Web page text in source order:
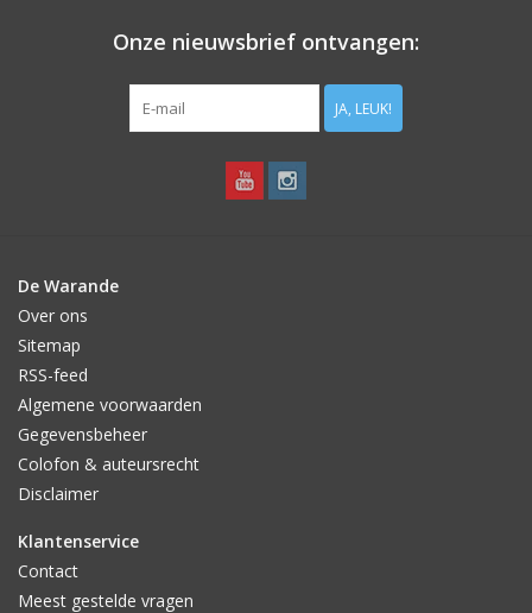
Onze nieuwsbrief ontvangen:
JA, LEUK!
De Warande
Over ons
Sitemap
RSS-feed
Algemene voorwaarden
Gegevensbeheer
Colofon & auteursrecht
Disclaimer
Klantenservice
Contact
Meest gestelde vragen